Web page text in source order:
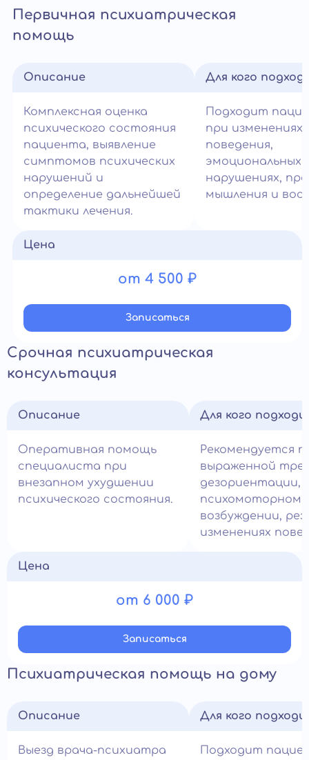
Первичная психиатрическая
помощь
Описание
Комплексная оценка
психического состояния
пациента, выявление
симптомов психических
нарушений и
определение дальнейшей
тактики лечения.
Для кого
Подходит
при изменениях
поведения,
эмоциональных
нарушениях,
мышления и
Цена
от 4 500 ₽
Записатьcя
Срочная психиатрическая
консультация
Описание
Оперативная помощь
специалиста при
внезапном ухудшении
психического состояния.
Для кого
Рекомендуется
выраженной
дезориентации,
психомоторном
возбуждении,
изменениях
Цена
от 6 000 ₽
Записатьcя
Психиатрическая помощь на дому
Описание
Выезд врача-психиатра
Для кого
Подходит